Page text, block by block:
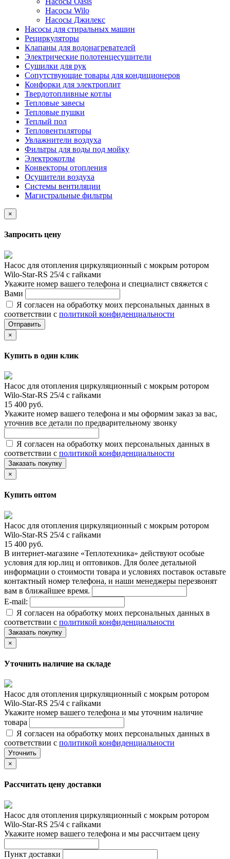
Насосы Wilo
Насосы Джилекс
Насосы для стиральных машин
Рециркуляторы
Клапаны для водонагревателей
Электрические полотенцесушители
Сушилки для рук
Сопутствующие товары для кондиционеров
Конфорки для электроплит
Твердотопливные котлы
Тепловые завесы
Тепловые пушки
Теплый пол
Тепловентиляторы
Увлажнители воздуха
Фильтры для воды под мойку
Электрокотлы
Конвекторы отопления
Осушители воздуха
Системы вентиляции
Магистральные фильтры
×
Запросить цену
Насос для отопления циркуляционный с мокрым ротором
Wilo-Star-RS 25/4 с гайками
Укажите номер вашего телефона и специалист свяжется с
Вами
Я согласен на обработку моих персональных данных в
соответствии с политикой конфиденциальности
Отправить
×
Купить в один клик
Насос для отопления циркуляционный с мокрым ротором
Wilo-Star-RS 25/4 с гайками
15 400 руб.
Укажите номер вашего телефона и мы оформим заказ за вас,
уточнив все детали по предварительному звонку
Я согласен на обработку моих персональных данных в
соответствии с политикой конфиденциальности
Заказать покупку
×
Купить оптом
Насос для отопления циркуляционный с мокрым ротором
Wilo-Star-RS 25/4 с гайками
15 400 руб.
В интернет-магазине «Теплотехника» действуют особые
условия для юр.лиц и оптовиков. Для более детальной
информации о стоимости товара и условиях поставок оставьте
контактный номер телефона, и наши менеджеры перезвонят
вам в ближайшее время.
E-mail:
Я согласен на обработку моих персональных данных в
соответствии с политикой конфиденциальности
Заказать покупку
×
Уточнить наличие на складе
Насос для отопления циркуляционный с мокрым ротором
Wilo-Star-RS 25/4 с гайками
Укажите номер вашего телефона и мы уточним наличие
товара
Я согласен на обработку моих персональных данных в
соответствии с политикой конфиденциальности
Уточнить
×
Рассчитать цену доставки
Насос для отопления циркуляционный с мокрым ротором
Wilo-Star-RS 25/4 с гайками
Укажите номер вашего телефона и мы рассчитаем цену
Пункт доставки